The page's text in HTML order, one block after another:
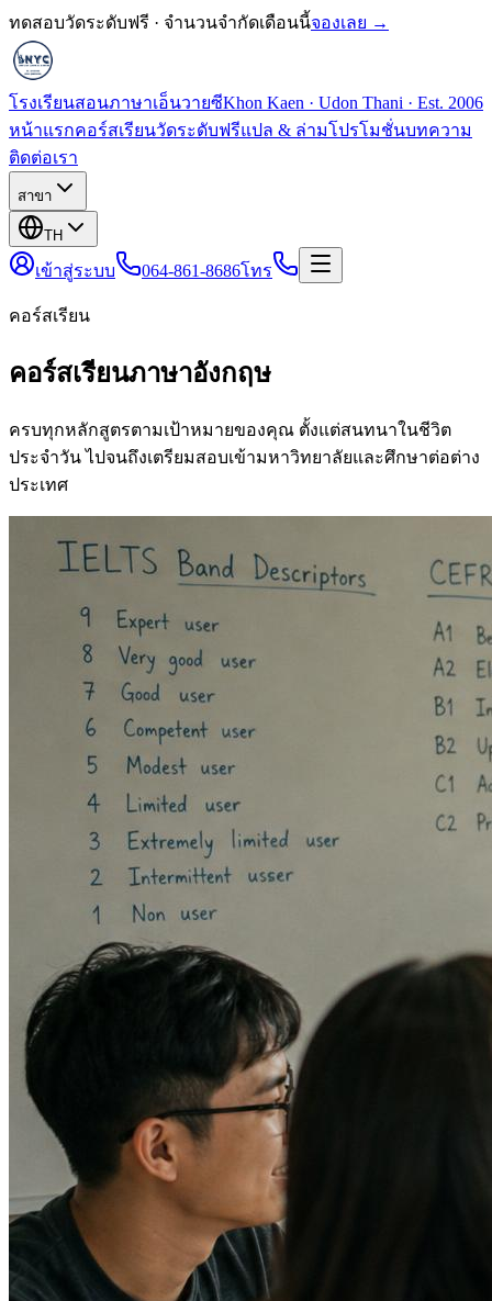
ทดสอบวัดระดับฟรี · จำนวนจำกัดเดือนนี้จองเลย →
โรงเรียนสอนภาษาเอ็นวายซีKhon Kaen · Udon Thani · Est. 2006
หน้าแรกคอร์สเรียนวัดระดับฟรีแปล & ล่ามโปรโมชั่นบทความ
ติดต่อเรา
สาขา
TH
เข้าสู่ระบบ 064-861-8686โทร
คอร์สเรียน
คอร์สเรียนภาษาอังกฤษ
ครบทุกหลักสูตรตามเป้าหมายของคุณ ตั้งแต่สนทนาในชีวิต
ประจำวัน ไปจนถึงเตรียมสอบเข้ามหาวิทยาลัยและศึกษาต่อต่าง
ประเทศ